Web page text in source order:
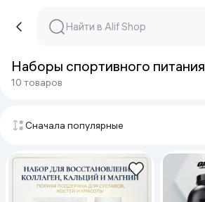
Наборы спортивного питания
10 товаров
Сначала популярные